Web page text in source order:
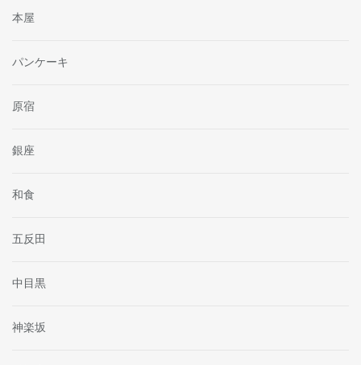
本屋
パンケーキ
原宿
銀座
和食
五反田
中目黒
神楽坂